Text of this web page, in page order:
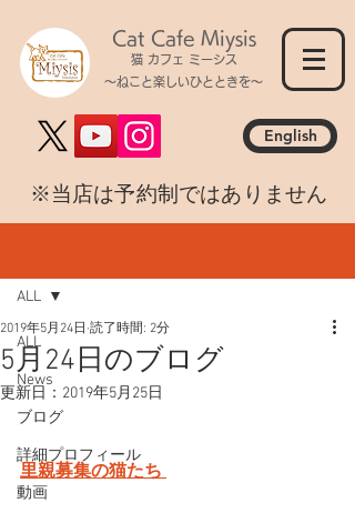
Cat Cafe Miysis
猫 カフェ ミーシス
～ねこと楽しいひとときを～
English
​※当店は予約制ではありません
ALL
News
ブログ
詳細プロフィール
動画
ALL
5月24日のブログ
2019年5月24日 読了時間: 2分
更新日： 2019年5月25日
里親募集の猫たち